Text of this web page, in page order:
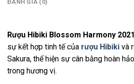
ĐÁNH GIÁ (0)
Rượu Hibiki Blossom Harmony
sự kết hợp tinh tế của rượu Hibiki và
Sakura, thể hiện sự cân bằng hoàn
trong hương vị.